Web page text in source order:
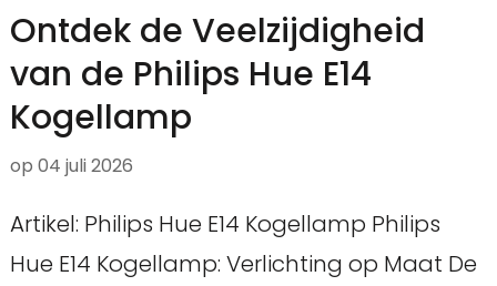
Ontdek de Veelzijdigheid
van de Philips Hue E14
Kogellamp
op 04 juli 2026
Artikel: Philips Hue E14 Kogellamp Philips
Hue E14 Kogellamp: Verlichting op Maat De